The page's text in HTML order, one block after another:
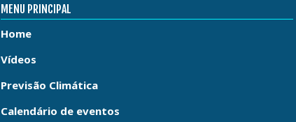
MENU PRINCIPAL
Home
Vídeos
Previsão Climática
Calendário de eventos